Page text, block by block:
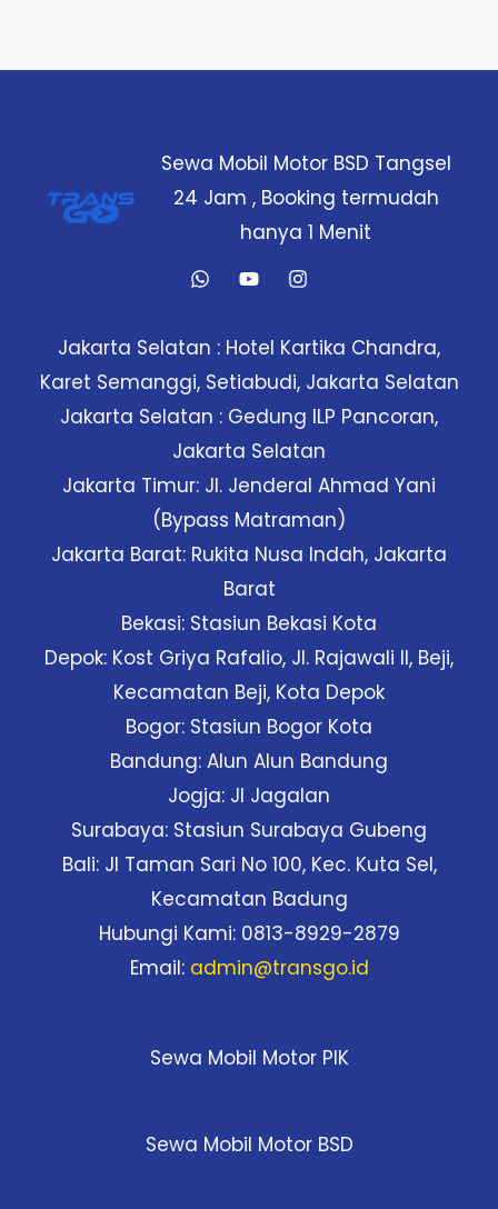
Sewa Mobil Motor BSD Tangsel
24 Jam , Booking termudah
hanya 1 Menit
Jakarta Selatan : Hotel Kartika Chandra,
Karet Semanggi, Setiabudi, Jakarta Selatan
Jakarta Selatan : Gedung ILP Pancoran,
Jakarta Selatan
Jakarta Timur: Jl. Jenderal Ahmad Yani
(Bypass Matraman)
Jakarta Barat: Rukita Nusa Indah, Jakarta
Barat
Bekasi: Stasiun Bekasi Kota
Depok: Kost Griya Rafalio, Jl. Rajawali II, Beji,
Kecamatan Beji, Kota Depok
Bogor: Stasiun Bogor Kota
Bandung: Alun Alun Bandung
Jogja: Jl Jagalan
Surabaya: Stasiun Surabaya Gubeng
Bali: Jl Taman Sari No 100, Kec. Kuta Sel,
Kecamatan Badung
Hubungi Kami: 0813-8929-2879
Email: admin@transgo.id
Sewa Mobil Motor PIK
Sewa Mobil Motor BSD